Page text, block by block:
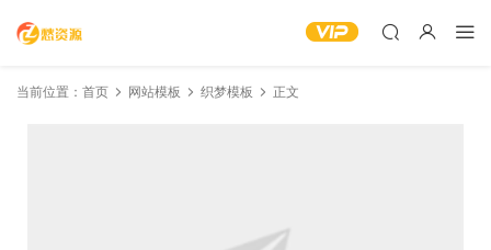
当前位置： 首页 网站模板 织梦模板 正文